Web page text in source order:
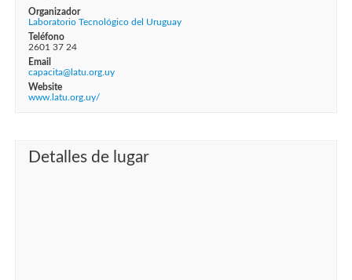
Organizador
Laboratorio Tecnológico del Uruguay
Teléfono
2601 37 24
Email
capacita@latu.org.uy
Website
www.latu.org.uy/
Detalles de lugar